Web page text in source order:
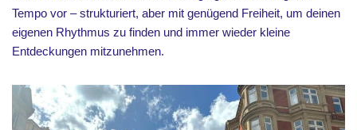
Tempo vor – strukturiert, aber mit genügend Freiheit, um deinen
eigenen Rhythmus zu finden und immer wieder kleine
Entdeckungen mitzunehmen.